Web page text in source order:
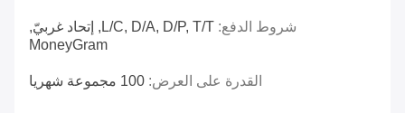
شروط الدفع:
L/C, D/A, D/P, T/T, إتحاد غربيّ,
MoneyGram
القدرة على العرض: 100 مجموعة شهريا